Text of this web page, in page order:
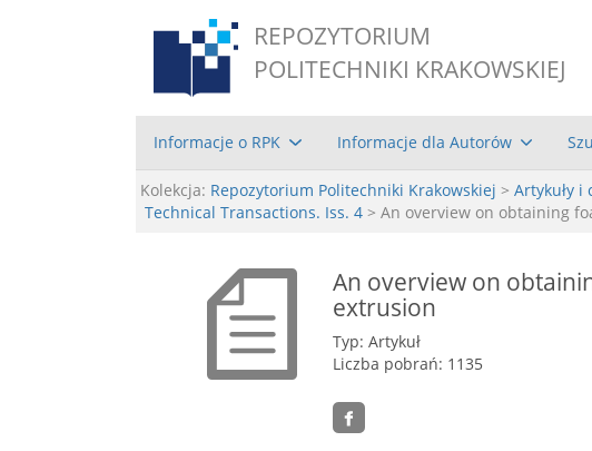
REPOZYTORIUM
POLITECHNIKI KRAKOWSKIEJ
Informacje o RPK Informacje dla Autorów
Kolekcja: Repozytorium Politechniki Krakowskiej > Artykuły i
Technical Transactions. Iss. 4 > An overview on obtaining
An overview on
extrusion
Typ: Artykuł
Liczba pobrań: 1135